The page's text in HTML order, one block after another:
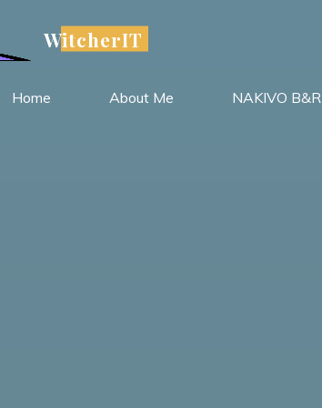
WitcherIT
Home About Me NAKIVO B&R